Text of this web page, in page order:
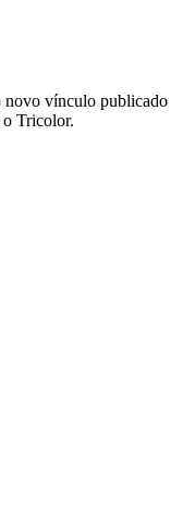
novo vínculo publicado
Tricolor.